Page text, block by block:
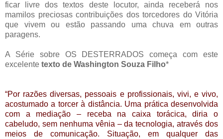
ficar livre dos textos deste locutor, ainda receberá nos
mamilos preciosas contribuições dos torcedores do Vitória
que vivem ou estão passando uma chuva em outras
paragens.
A Série sobre OS DESTERRADOS começa com este
excelente texto de Washington Souza Filho*
“Por razões diversas, pessoais e profissionais, vivi, e vivo,
acostumado a torcer à distância. Uma prática desenvolvida
com a mediação – receba na caixa torácica, diria o
cabeludo, sem nenhuma vênia – da tecnologia, através dos
meios de comunicação. Situação, em qualquer das